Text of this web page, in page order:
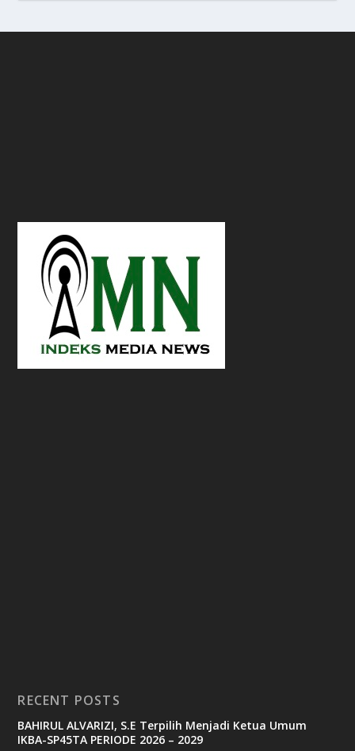
RECENT POSTS
BAHIRUL ALVARIZI, S.E Terpilih Menjadi Ketua Umum
IKBA-SP45TA PERIODE 2026 – 2029